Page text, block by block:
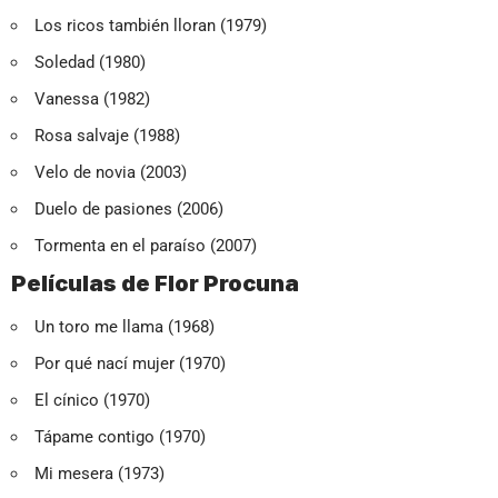
Los ricos también lloran (1979)
Soledad (1980)
Vanessa (1982)
Rosa salvaje (1988)
Velo de novia (2003)
Duelo de pasiones (2006)
Tormenta en el paraíso (2007)
Películas de Flor Procuna
Un toro me llama (1968)
Por qué nací mujer (1970)
El cínico (1970)
Tápame contigo (1970)
Mi mesera (1973)